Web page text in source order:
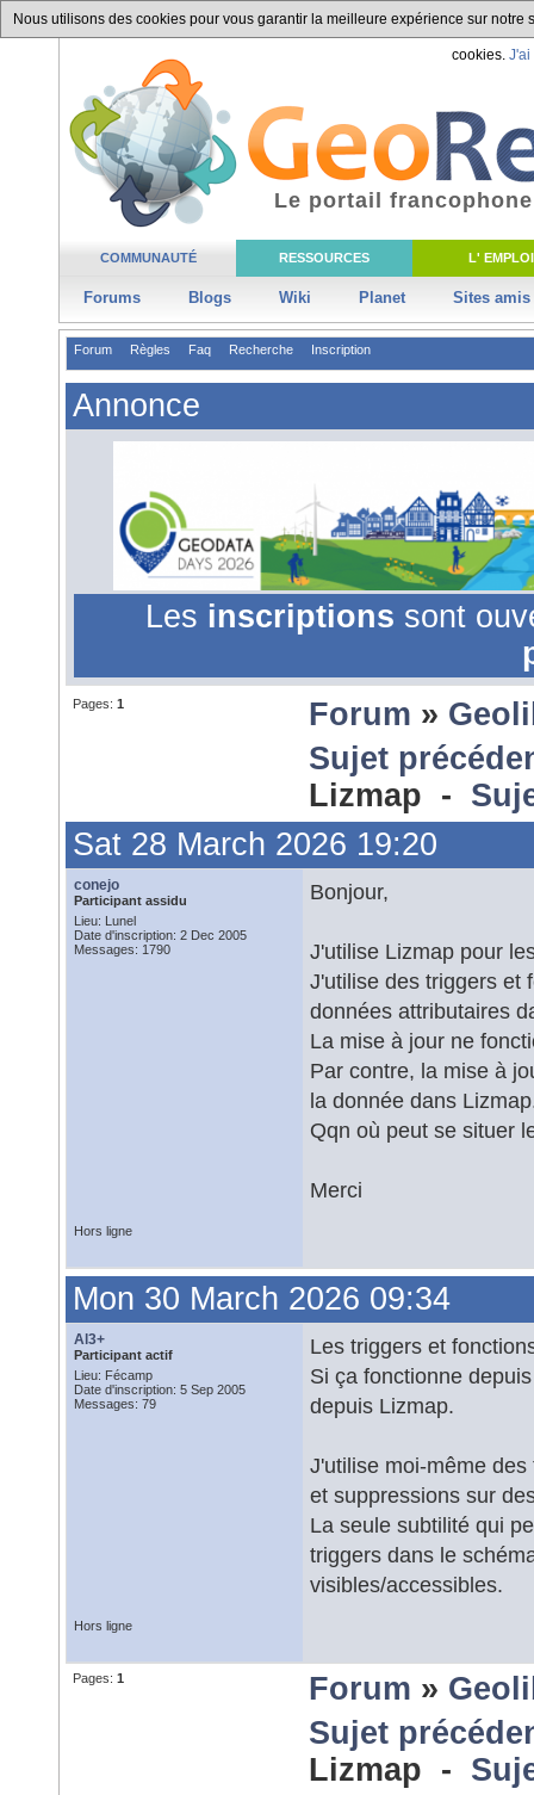
Nous utilisons des cookies pour vous garantir la meilleure expérience sur
cookies. J'ai
COMMUNAUTÉ RESSOURCES L' EMPLOI
Forums Blogs Wiki Planet Sites amis
Le portail
Forum Règles Faq Recherche Inscription
Annonce
Les inscriptions sont
Pages: 1 Forum »
Sujet
Lizmap -
Sat 28 March 2026 19:20
conejo
Participant assidu
Lieu: Lunel
Date d'inscription: 2 Dec 2005
Messages: 1790
Bonjour,
J'utilise Lizmap pour
J'utilise des triggers et
données attributaires
La mise à jour ne
Par contre, la mise à
la donnée dans
Qqn où peut se situer
Merci
Hors ligne
Mon 30 March 2026 09:34
Al3+
Participant actif
Lieu: Fécamp
Date d'inscription: 5 Sep 2005
Messages: 79
Les triggers et
Si ça fonctionne
depuis Lizmap.
J'utilise moi-même
et suppressions sur
La seule subtilité qui
triggers dans le
visibles/accessibles.
Hors ligne
Pages: 1 Forum »
Sujet
Lizmap -